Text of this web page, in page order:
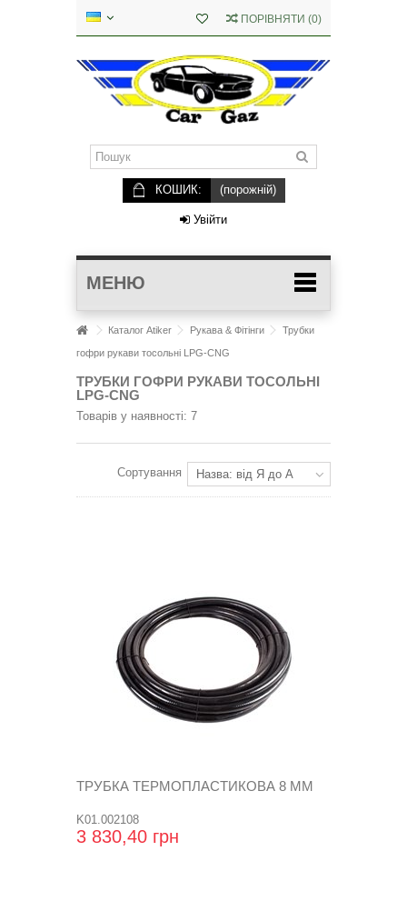
ПОРІВНЯТИ (0)
КОШИК: (порожній)
Увійти
МЕНЮ
Каталог Atiker Рукава & Фітінги Трубки
гофри рукави тосольні LPG-CNG
ТРУБКИ ГОФРИ РУКАВИ ТОСОЛЬНІ
LPG-CNG
Товарів у наявності: 7
Сортування Назва: від Я до А
ТРУБКА ТЕРМОПЛАСТИКОВА 8 ММ
K01.002108
3 830,40 грн